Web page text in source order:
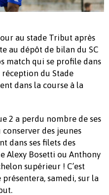
au stade Tribut après
au dépôt de bilan du SC
match qui se profile dans
réception du Stade
dans la course à la
2 a perdu nombre de ses
conserver des jeunes
dans ses filets des
Alexy Bosetti ou Anthony
supérieur ! C’est
samedi, sur la